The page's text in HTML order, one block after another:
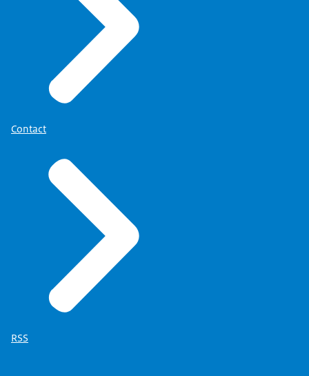
Contact
RSS